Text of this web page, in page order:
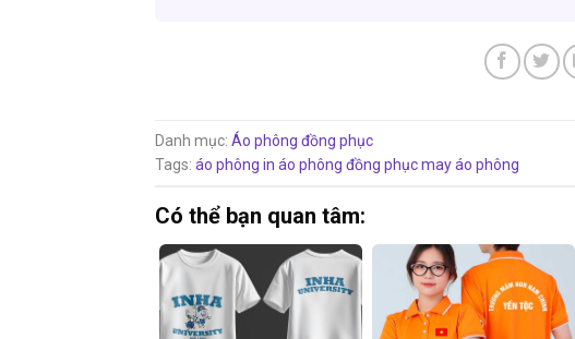
Danh mục: Áo phông đồng phục
Tags: áo phông in áo phông đồng phụcmay áo phông
Có thể bạn quan tâm: